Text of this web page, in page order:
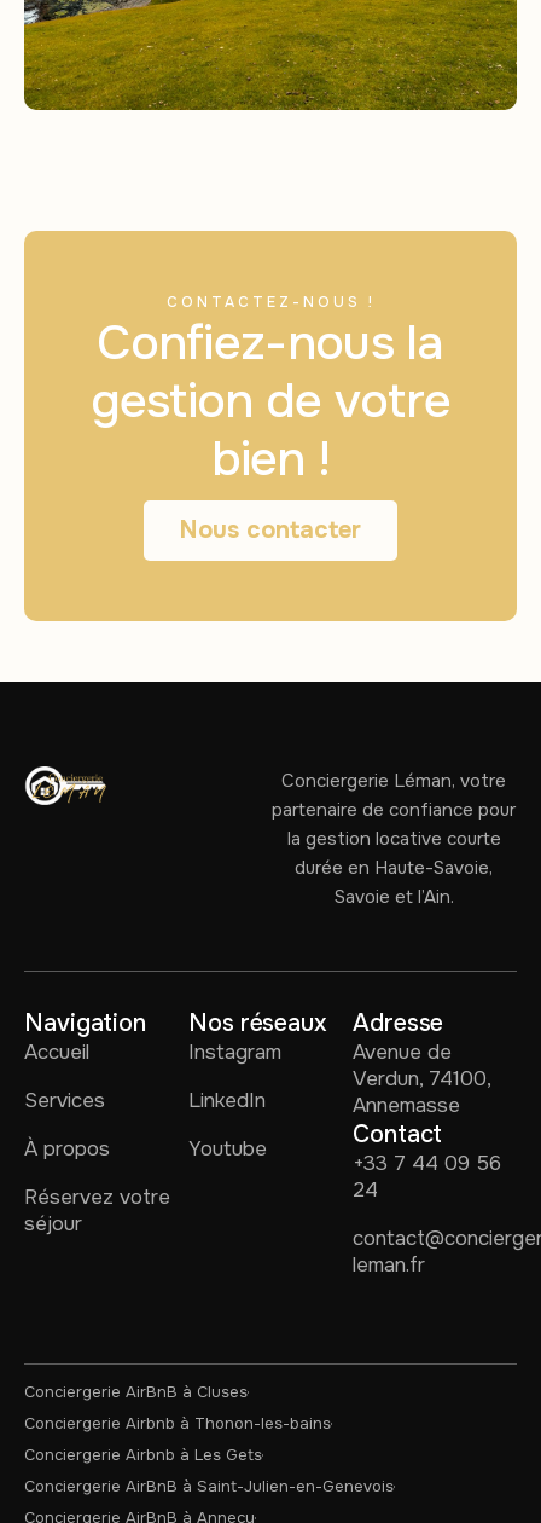
CONTACTEZ-NOUS !
Confiez-nous la
gestion de votre
bien !
Nous contacter
Conciergerie Léman, votre
partenaire de confiance pour
la gestion locative courte
durée en Haute-Savoie,
Savoie et l’Ain.
Navigation
Accueil
Services
À propos
Réservez votre
séjour
Nos réseaux
Instagram
LinkedIn
Youtube
Adresse
Avenue de
Verdun, 74100,
Annemasse
Contact
+33 7 44 09 56
24
leman.fr
Conciergerie AirBnB à Cluses
Conciergerie Airbnb à Thonon-les-bains
Conciergerie Airbnb à Les Gets
Conciergerie AirBnB à Saint-Julien-en-Genevois
Conciergerie AirBnB à Annecy